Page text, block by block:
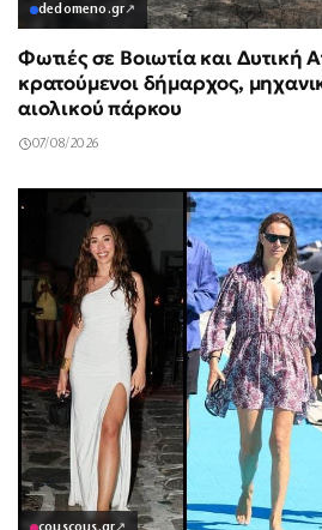
dedomeno.gr↗
Φωτιές σε Βοιωτία και Δυτική
κρατούμενοι δήμαρχος,
αιολικού πάρκου
07/08/2026